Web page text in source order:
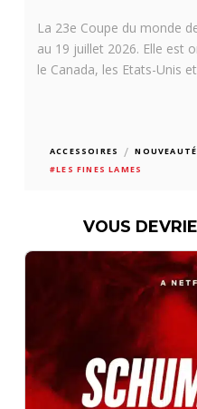
La 23e Coupe du monde
au 19 juillet 2026. Elle est
le Canada, les Etats-Unis
ACCESSOIRES /
#LES FINES LAMES
VOUS